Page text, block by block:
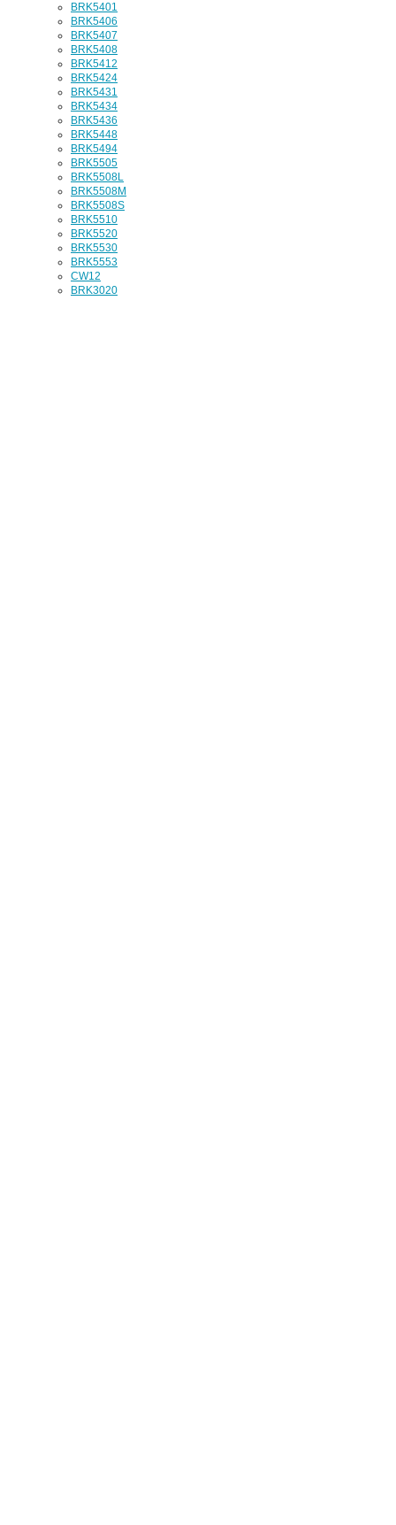
BRK5401
BRK5406
BRK5407
BRK5408
BRK5412
BRK5424
BRK5431
BRK5434
BRK5436
BRK5448
BRK5494
BRK5505
BRK5508L
BRK5508M
BRK5508S
BRK5510
BRK5520
BRK5530
BRK5553
CW12
BRK3020